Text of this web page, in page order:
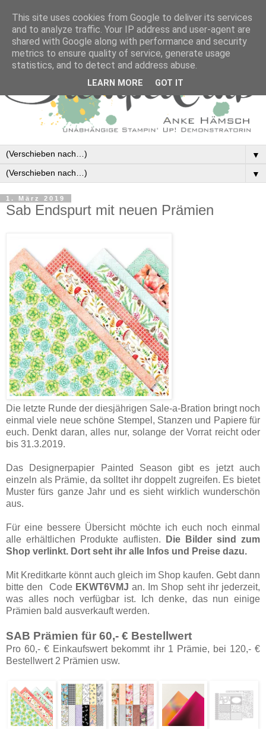
▼
▼
1. März 2019
Sab Endspurt mit neuen Prämien
Die letzte Runde der diesjährigen Sale-a-Bration bringt noch
einmal viele neue schöne Stempel, Stanzen und Papiere für
euch. Denkt daran, alles nur, solange der Vorrat reicht oder
bis 31.3.2019.
Das Designerpapier Painted Season gibt es jetzt auch
einzeln als Prämie, da solltet ihr doppelt zugreifen. Es bietet
Muster fürs ganze Jahr und es sieht wirklich wunderschön
aus.
Für eine bessere Übersicht möchte ich euch noch einmal
alle erhältlichen Produkte auflisten.
Die Bilder sind zum
Shop verlinkt. Dort seht ihr alle Infos und Preise dazu.
Mit Kreditkarte könnt auch gleich im Shop kaufen. Gebt dann
bitte den Code EKWT6VMJan. Im Shop seht ihr jederzeit,
was alles noch verfügbar ist. Ich denke, das nun einige
Prämien bald ausverkauft werden.
SAB Prämien für 60,- € Bestellwert
Pro 60,- € Einkaufswert bekommt ihr 1 Prämie, bei 120,- €
Bestellwert 2 Prämien usw.
This site uses cookies from Google to deliver its services
and to analyze traffic. Your IP address and user-agent are
shared with Google along with performance and security
metrics to ensure quality of service, generate usage
statistics, and to detect and address abuse.
LEARN MORE GOT IT